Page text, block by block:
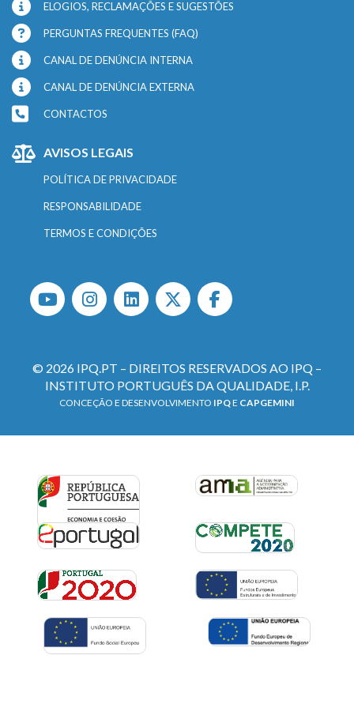
ELOGIOS, RECLAMAÇÕES E SUGESTÕES
PERGUNTAS FREQUENTES (FAQ)
CANAL DE DENÚNCIA INTERNA
CANAL DE DENÚNCIA EXTERNA
CONTACTOS
AVISOS LEGAIS
POLÍTICA DE PRIVACIDADE
RESPONSABILIDADE
TERMOS E CONDIÇÕES
© 2026 IPQ.PT – DIREITOS RESERVADOS AO IPQ –
INSTITUTO PORTUGUÊS DA QUALIDADE, I.P.
CONCEÇÃO E DESENVOLVIMENTO IPQE CAPGEMINI